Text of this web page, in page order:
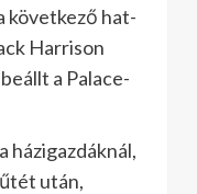
következő hat-
Harrison
a Palace-
házigazdáknál,
után,